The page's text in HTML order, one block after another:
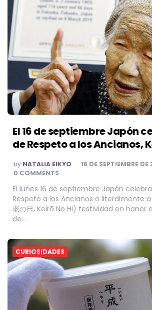
El 16 de septiembre Japón
de Respeto a los Ancianos,
POSTED
BY
by NATALIA EIKYO
16 DE SEPTIEMBRE DE
0 COMMENTS
El lunes 16 de septiembre Japón
Respeto a los Ancianos o literalmente
老の日, Keirō No Hi) festividad en honor
de…
CURIOSIDADES